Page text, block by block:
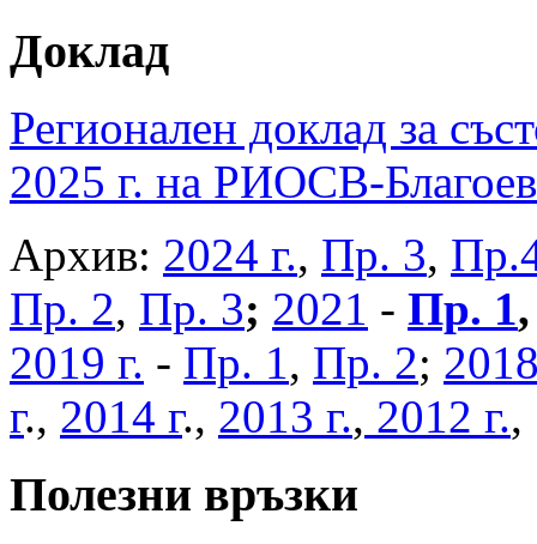
Доклад
Регионален доклад за
2025 г. на РИОСВ-
Архив: 2024 г., Пр. 3,
Пр. 2, Пр. 3; 2021 - Пр. 1
2019 г. - Пр. 1, Пр. 2;
г., 2014 г., 2013 г., 2012 г.
Полезни връзки